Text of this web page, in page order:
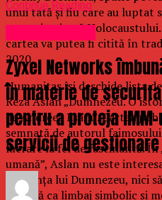
unui tată şi fiu care au luptat
supravieţuiască
cartea va putea fi citită în
2020.
Humanitas îşi deschide lista
Reza Aslan „Dumnezeu. O
de Andreea Eşanu. Cartea
semnată de autorul
lucrare la fel de fascinantă. În
umană”, Aslan nu este
existenţa lui Dumnezeu, nici
(văzută ca limbaj simbolic şi
Continue Reading
Zyxel Networks
în materie de
pentru a proteja
servicii de gestionare